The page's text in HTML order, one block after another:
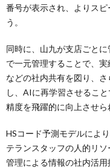
番号が表示され、よりス
う。
同時に、山九が支店ごと
で一元管理することで、
などの社内共有を図り、
し、AIに再学習させるこ
精度を飛躍的に向上させら
HSコード予測モデルによ
テランスタッフの人的リ
管理による情報の社内活用